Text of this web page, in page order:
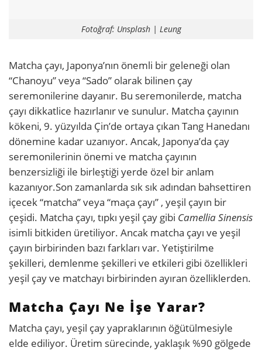
Fotoğraf: Unsplash | Leung
Matcha çayı, Japonya’nın önemli bir geleneği olan
“Chanoyu” veya “Sado” olarak bilinen çay
seremonilerine dayanır. Bu seremonilerde, matcha
çayı dikkatlice hazırlanır ve sunulur. Matcha çayının
kökeni, 9. yüzyılda Çin’de ortaya çıkan Tang Hanedanı
dönemine kadar uzanıyor. Ancak, Japonya’da çay
seremonilerinin önemi ve matcha çayının
benzersizliği ile birleştiği yerde özel bir anlam
kazanıyor.Son zamanlarda sık sık adından bahsettiren
içecek “matcha” veya “maça çayı” , yeşil çayın bir
çeşidi. Matcha çayı, tıpkı yeşil çay gibi Camellia Sinensis
isimli bitkiden üretiliyor. Ancak matcha çayı ve yeşil
çayın birbirinden bazı farkları var. Yetiştirilme
şekilleri, demlenme şekilleri ve etkileri gibi özellikleri
yeşil çay ve matchayı birbirinden ayıran özelliklerden.
Matcha Çayı Ne İşe Yarar?
Matcha çayı, yeşil çay yapraklarının öğütülmesiyle
elde ediliyor. Üretim sürecinde, yaklaşık %90 gölgede